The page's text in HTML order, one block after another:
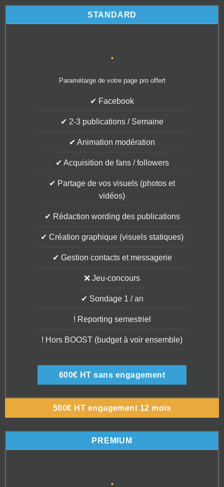
STANDARD
.
Paramétarge de votre page pro offert
✔ Facebook
✔ 2-3 publications / Semaine
✔ Animation modération
✔ Acquisition de fans / followers
✔ Partage de vos visuels (photos et
vidéos)
✔ Rédaction wording des publications
✔ Création graphique (visuels statiques)
✔ Gestion contacts et messagerie
❌ Jeu-concours
✔ Sondage 1 / an
! Reporting semestriel
! Hors BOOST (budget à voir ensemble)
600€ HT sans engagement
500€ HT engagement 12 mois
PREMIUM
.